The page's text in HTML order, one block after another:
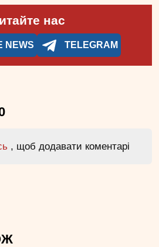
нас
NEWS TELEGRAM
, щоб додавати коментарі